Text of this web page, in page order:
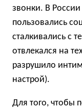
звонки. В России
пользовались
сталкивались с
отвлекался на
разрушило
настрой).
Для того, чтобы